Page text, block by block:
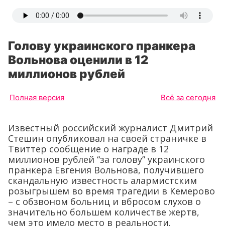
Голову украинского пранкера
Вольнова оценили в 12
миллионов рублей
Полная версия Всё за сегодня
Известный российский журналист Дмитрий
Стешин опубликовал на своей страничке в
Твиттер сообщение о награде в 12
миллионов рублей “за голову” украинского
пранкера Евгения Вольнова, получившего
скандальную известность алармистским
розыгрышем во время трагедии в Кемерово
– с обзвоном больниц и вбросом слухов о
значительно большем количестве жертв,
чем это имело место в реальности.